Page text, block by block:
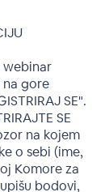
webinar
gore
SE".
SE
na kojem
o sebi (ime,
Komore za
bodovi,